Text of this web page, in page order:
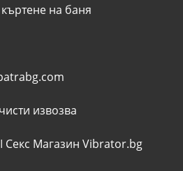
къртене на баня
извозва
I Секс Магазин Vibrator.bg